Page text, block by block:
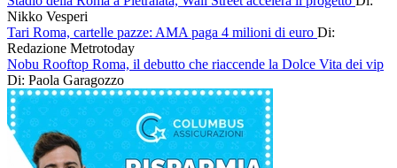
Nikko Vesperi
Tari Roma, cartelle pazze: AMA paga 4 milioni di euro Di:
Redazione Metrotoday
Nobu Rooftop Roma, il debutto che riaccende la Dolce Vita dei vip
Di: Paola Garagozzo